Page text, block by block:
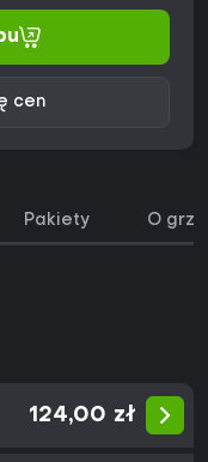
cen
Pakiety O grze
124,00 zł